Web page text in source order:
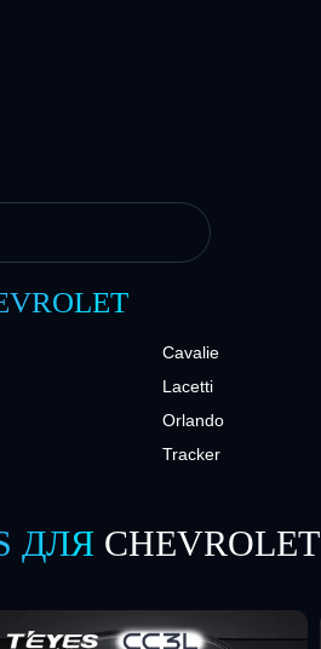
Cavalie
Lacetti
Orlando
Tracker
ДЛЯ CHEVROLET